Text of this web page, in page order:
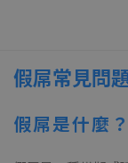
假屌常見問
假屌是什麼